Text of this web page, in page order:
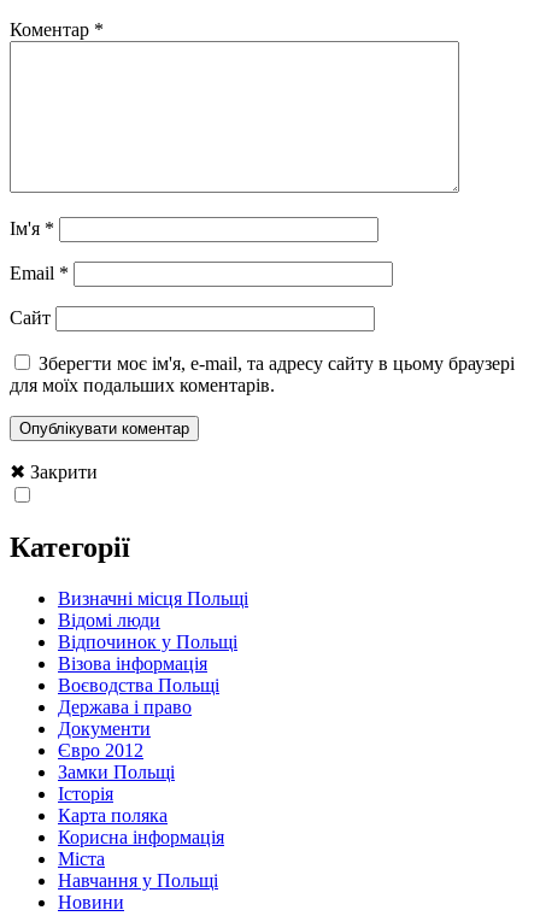
Коментар *
Ім'я *
Email *
Сайт
Зберегти моє ім'я, e-mail, та адресу сайту в цьому браузері
для моїх подальших коментарів.
✖ Закрити
Категорії
Визначні місця Польщі
Відомі люди
Відпочинок у Польщі
Візова інформація
Воєводства Польщі
Держава і право
Документи
Євро 2012
Замки Польщі
Історія
Карта поляка
Корисна інформація
Міста
Навчання у Польщі
Новини